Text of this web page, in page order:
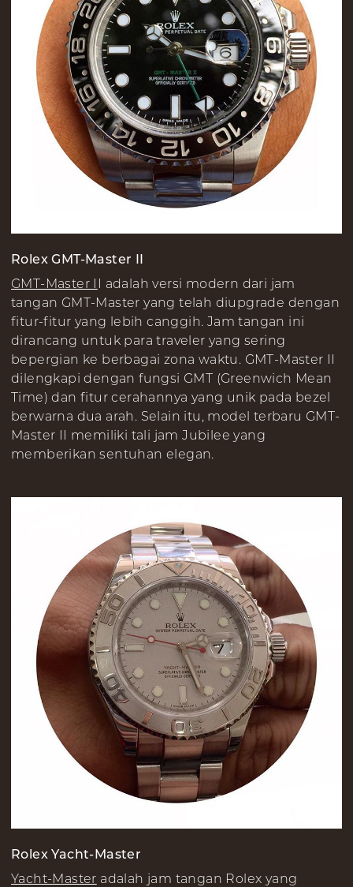
Rolex GMT-Master II
GMT-Master I I adalah versi modern dari jam
tangan GMT-Master yang telah diupgrade dengan
fitur-fitur yang lebih canggih. Jam tangan ini
dirancang untuk para traveler yang sering
bepergian ke berbagai zona waktu. GMT-Master II
dilengkapi dengan fungsi GMT (Greenwich Mean
Time) dan fitur cerahannya yang unik pada bezel
berwarna dua arah. Selain itu, model terbaru GMT-
Master II memiliki tali jam Jubilee yang
memberikan sentuhan elegan.
Rolex Yacht-Master
Yacht-Master adalah jam tangan Rolex yang